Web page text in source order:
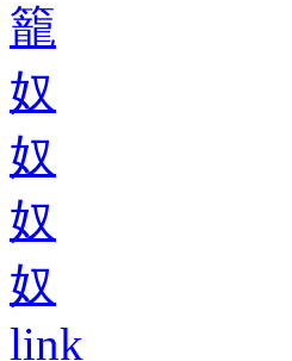
籠
奴
奴
奴
奴
link